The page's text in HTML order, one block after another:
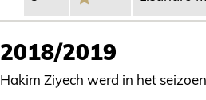
2018/2019
Hakim Ziyech werd in het